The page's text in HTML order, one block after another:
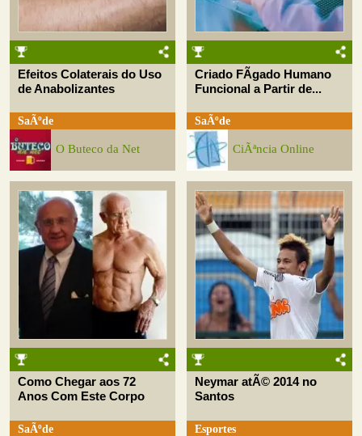
Efeitos Colaterais do Uso
de Anabolizantes
SaÃºde
O Buteco da Net
Criado FÃ­gado Humano
Funcional a Partir de...
SaÃºde
CiÃªncia Online
Como Chegar aos 72
Anos Com Este Corpo
SaÃºde
Neymar atÃ© 2014 no
Santos
Esportes